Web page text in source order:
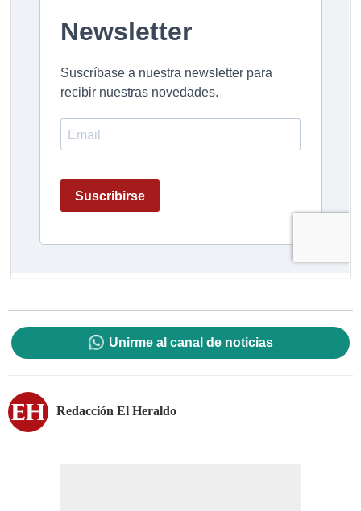
Unirme al canal de noticias
Redacción El Heraldo